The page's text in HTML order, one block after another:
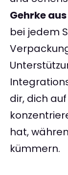
Gehrke
bei jedem
dir, dich
hat,
kümmern.